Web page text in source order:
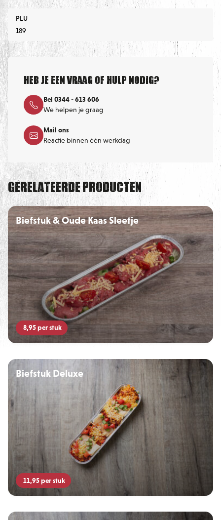
PLU
189
Heb je een vraag of hulp nodig?
Bel 0344 - 613 606
We helpen je graag
Mail ons
Reactie binnen één werkdag
Gerelateerde producten
Biefstuk & Oude Kaas Sleetje
8,95per stuk
Biefstuk Deluxe
11,95per stuk